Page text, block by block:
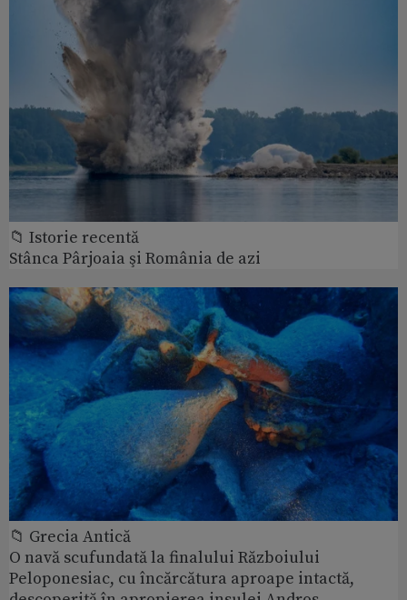
📁 Istorie recentă
Stânca Pârjoaia şi România de azi
📁 Grecia Antică
O navă scufundată la finalului Războiului
Peloponesiac, cu încărcătura aproape intactă,